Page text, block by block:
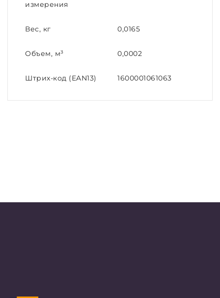
измерения
Вес, кг 0,0165
Объем, м³ 0,0002
Штрих-код (EAN13) 1600001061063